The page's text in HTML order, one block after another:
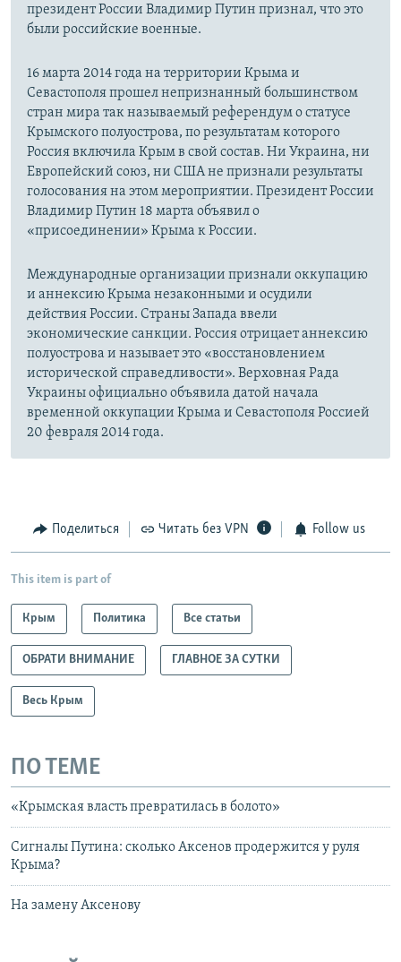
президент России Владимир Путин признал, что это
были российские военные.
16 марта 2014 года на территории Крыма и
Севастополя прошел непризнанный большинством
стран мира так называемый референдум о статусе
Крымского полуострова, по результатам которого
Россия включила Крым в свой состав. Ни Украина, ни
Европейский союз, ни США не признали результаты
голосования на этом мероприятии. Президент России
Владимир Путин 18 марта объявил о
«присоединении» Крыма к России.
Международные организации признали оккупацию
и аннексию Крыма незаконными и осудили
действия России. Страны Запада ввели
экономические санкции. Россия отрицает аннексию
полуострова и называет это «восстановлением
исторической справедливости». Верховная Рада
Украины официально объявила датой начала
временной оккупации Крыма и Севастополя Россией
20 февраля 2014 года.
Поделиться Читать без VPN Follow us
This item is part of
Крым Политика Все статьи
ОБРАТИ ВНИМАНИЕ ГЛАВНОЕ ЗА СУТКИ
Весь Крым
ПО ТЕМЕ
«Крымская власть превратилась в болото»
Сигналы Путина: сколько Аксенов продержится у руля
Крыма?
На замену Аксенову